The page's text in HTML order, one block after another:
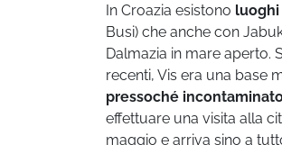
In Croazia esistono luoghi
Busi) che anche con
Dalmazia in mare aperto.
recenti, Vis era una base
pressoché
effettuare una visita alla
maggio e arriva sino a